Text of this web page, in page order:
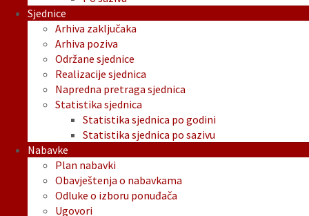
Sjednice
Arhiva zaključaka
Arhiva poziva
Održane sjednice
Realizacije sjednica
Napredna pretraga sjednica
Statistika sjednica
Statistika sjednica po godini
Statistika sjednica po sazivu
Nabavke
Plan nabavki
Obavještenja o nabavkama
Odluke o izboru ponuđača
Ugovori